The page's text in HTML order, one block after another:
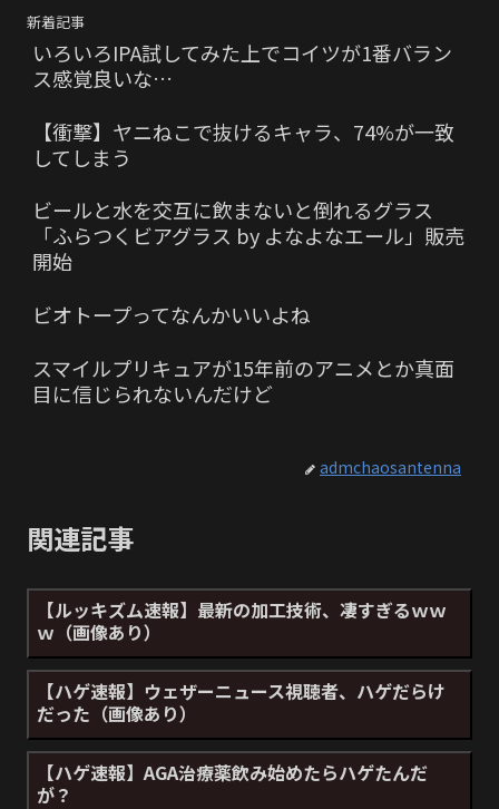
新着記事
いろいろIPA試してみた上でコイツが1番バラン
ス感覚良いな…
【衝撃】ヤニねこで抜けるキャラ、74%が一致
してしまう
ビールと水を交互に飲まないと倒れるグラス
「ふらつくビアグラス by よなよなエール」販売
開始
ビオトープってなんかいいよね
スマイルプリキュアが15年前のアニメとか真面
目に信じられないんだけど
admchaosantenna
関連記事
【ルッキズム速報】最新の加工技術、凄すぎるｗｗ
ｗ（画像あり）
【ハゲ速報】ウェザーニュース視聴者、ハゲだらけ
だった（画像あり）
【ハゲ速報】AGA治療薬飲み始めたらハゲたんだ
が？